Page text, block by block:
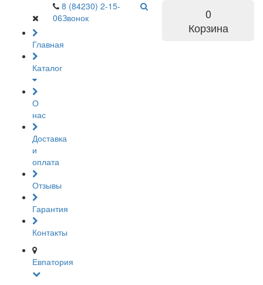
Главная
Каталог
О
нас
Доставка
и
оплата
Отзывы
Гарантия
Контакты
Евпатория
8 (84230) 2-15-
06Звонок
0
Корзина